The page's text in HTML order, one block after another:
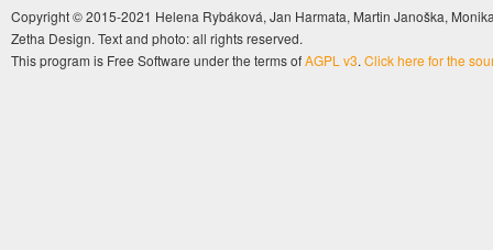
Copyright © 2015-2021 Helena Rybáková, Jan Harmata, Martin Janoška,
Zetha Design. Text and photo: all rights reserved.
This program is Free Software under the terms ofAGPL v3. Click here for the